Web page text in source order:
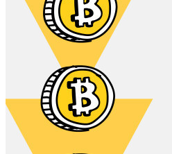
2 недели ago
Другие новости